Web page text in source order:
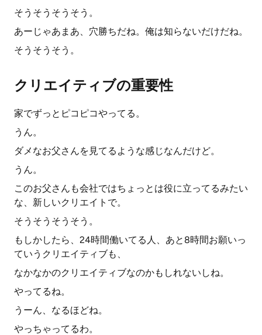
そうそうそうそう。
あーじゃあまあ、穴勝ちだね。俺は知らないだけだね。
そうそうそう。
クリエイティブの重要性
家でずっとピコピコやってる。
うん。
ダメなお父さんを見てるような感じなんだけど。
うん。
このお父さんも会社ではちょっとは役に立ってるみたい
な、新しいクリエイトで。
そうそうそうそう。
もしかしたら、24時間働いてる人、あと8時間お願いっ
ていうクリエイティブも、
なかなかのクリエイティブなのかもしれないしね。
やってるね。
うーん、なるほどね。
やっちゃってるわ。